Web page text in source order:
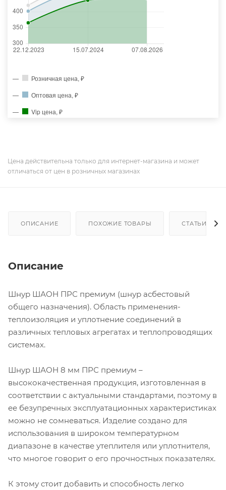
Розничная цена, ₽
Оптовая цена, ₽
Vip цена, ₽
Цена действительна только для интернет-магазина и может
отличаться от цен в розничных магазинах
ОПИСАНИЕ ПОХОЖИЕ ТОВАРЫ СТАТЬИ
Описание
Шнур ШАОН ПРС премиум (шнур асбестовый
общего назначения). Область применения-
теплоизоляция и уплотнение соединений в
различных тепловых агрегатах и теплопроводящих
системах.
Шнур ШАОН 8 мм ПРС премиум –
высококачественная продукция, изготовленная в
соответствии с актуальными стандартами, поэтому в
ее безупречных эксплуатационных характеристиках
можно не сомневаться. Изделие создано для
использования в широком температурном
диапазоне в качестве утеплителя или уплотнителя,
что многое говорит о его прочностных показателях.
К этому стоит добавить и способность легко